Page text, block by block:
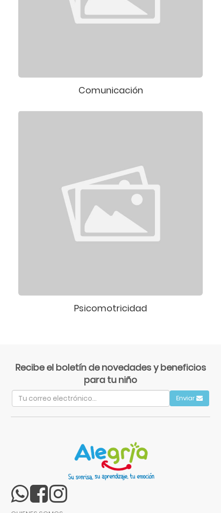
Comunicación
Psicomotricidad
Recibe el boletín de novedades y beneficios
para tu niño
Enviar